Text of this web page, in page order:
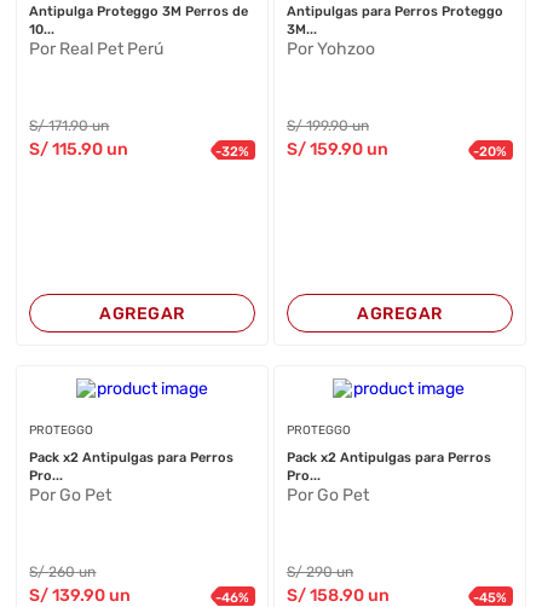
Antipulga Proteggo 3M Perros de
10...
Por Real Pet Perú
S/171.90 un
S/115.90 un -32%
AGREGAR
Antipulgas para Perros Proteggo
3M...
Por Yohzoo
S/199.90 un
S/159.90un -20%
AGREGAR
PROTEGGO
Pack x2 Antipulgas para Perros
Pro...
Por Go Pet
S/260 un
S/139.90 un -46%
PROTEGGO
Pack x2 Antipulgas para Perros
Pro...
Por Go Pet
S/290 un
S/158.90un -45%